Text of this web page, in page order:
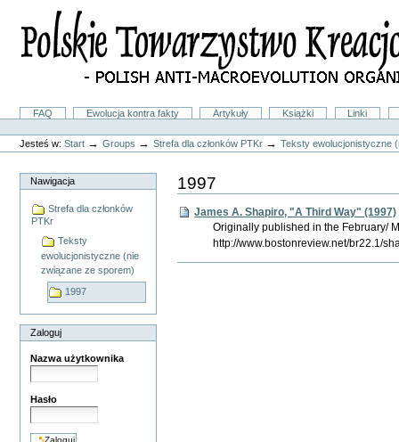
skróty
nawigacji
FAQ Ewolucja kontra fakty Artykuły Książki
Linki
Narzędzia
osobiste
Jesteś w: Start →Groups →Strefa dla członków PTKr →Teksty ewolucjonistyczne
Nawigacja
Strefa dla członków
PTKr
Teksty
ewolucjonistyczne (nie
związane ze sporem)
1997
Zaloguj
Nazwa użytkownika
Hasło
1997
James A. Shapiro, "A Third Way" (1997)
Originally published in the February/
http://www.bostonreview.net/br22.1/